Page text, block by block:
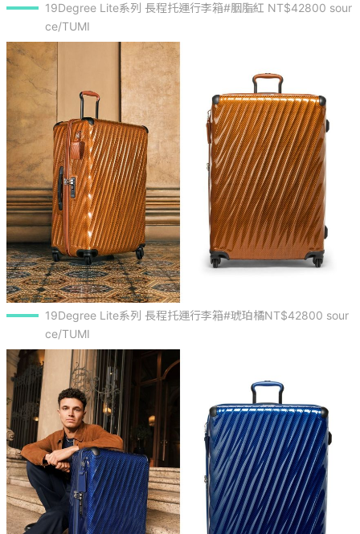
19Degree Lite系列 長程托運行李箱#胭脂紅 NT$42800 sour
ce/TUMI
19Degree Lite系列 長程托運行李箱#琥珀橘NT$42800 sour
ce/TUMI